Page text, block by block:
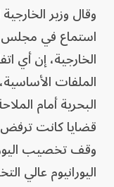
وقال وزير
استماع في مجلس
الخارجية، إن
الملفات
البحرية أمام
قضايا كانت ترفض
وقف تخصيب
اليورانيوم عالي